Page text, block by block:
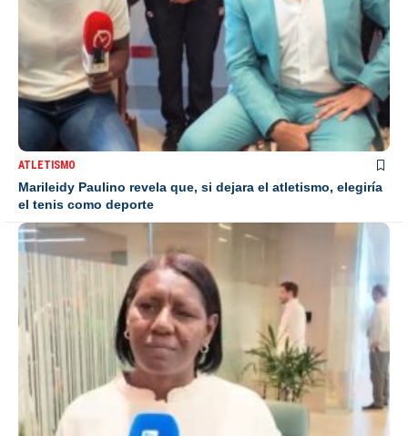
ATLETISMO
Marileidy Paulino revela que, si dejara el atletismo, elegiría
el tenis como deporte